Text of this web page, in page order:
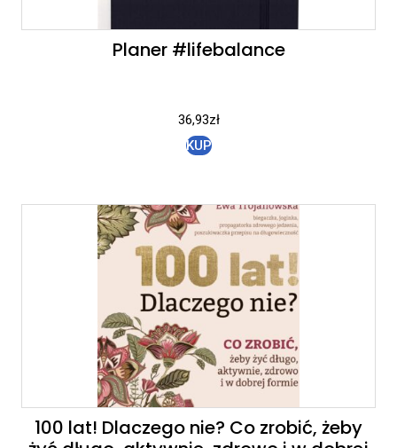
Planer #lifebalance
36,93zł
KUP
100 lat! Dlaczego nie? Co zrobić, żeby